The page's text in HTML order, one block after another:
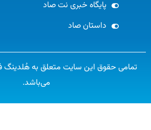
پایگاه خبری نت صاد
داستان صاد
تمامی حقوق این سایت متعلق به هُلدینگ
می‌باشد.